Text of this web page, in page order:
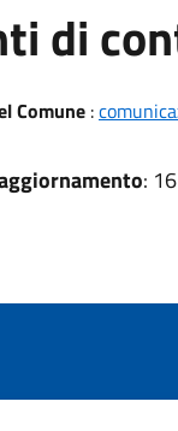
di
Comune:
: